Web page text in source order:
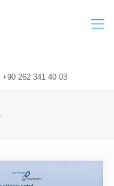
+90 262 341 40 03